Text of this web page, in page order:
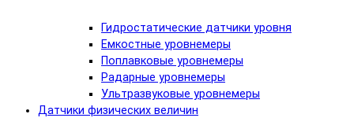
Гидростатические датчики уровня
Емкостные уровнемеры
Поплавковые уровнемеры
Радарные уровнемеры
Ультразвуковые уровнемеры
Датчики физических величин